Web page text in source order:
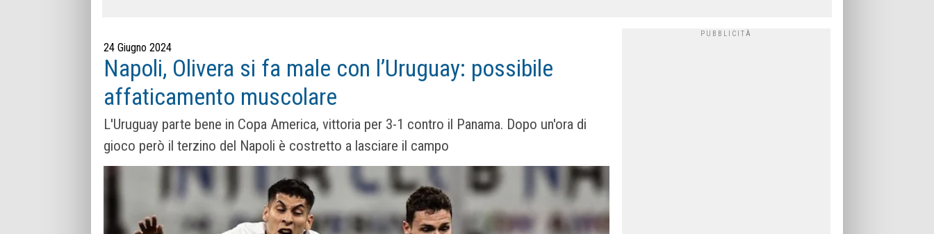
24 Giugno 2024
Napoli, Olivera si fa male con l’Uruguay: possibile
affaticamento muscolare
L'Uruguay parte bene in Copa America, vittoria per 3-1 contro il Panama. Dopo un'ora di
gioco però il terzino del Napoli è costretto a lasciare il campo